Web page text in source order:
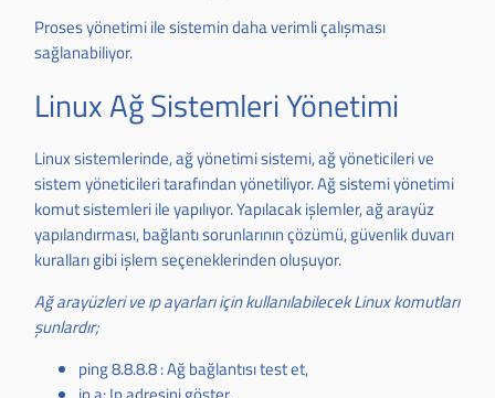
Proses yönetimi ile sistemin daha verimli çalışması
sağlanabiliyor.
Linux Ağ Sistemleri Yönetimi
Linux sistemlerinde, ağ yönetimi sistemi, ağ yöneticileri ve
sistem yöneticileri tarafından yönetiliyor. Ağ sistemi yönetimi
komut sistemleri ile yapılıyor. Yapılacak işlemler, ağ arayüz
yapılandırması, bağlantı sorunlarının çözümü, güvenlik duvarı
kuralları gibi işlem seçeneklerinden oluşuyor.
Ağ arayüzleri ve ıp ayarları için kullanılabilecek Linux komutları
şunlardır;
ping 8.8.8.8 : Ağ bağlantısı test et,